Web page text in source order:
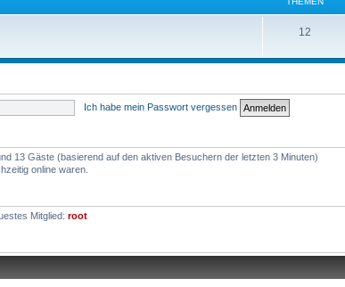
12
Ich habe mein Passwort vergessen
13 Gäste (basierend auf den aktiven Besuchern der letzten 3 Minuten)
online waren.
Mitglied: root